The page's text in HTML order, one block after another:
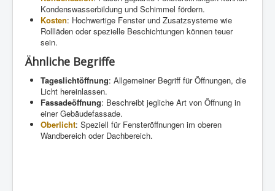
Kondenswasserbildung und Schimmel fördern.
Kosten: Hochwertige Fenster und Zusatzsysteme wie
Rollläden oder spezielle Beschichtungen können teuer
sein.
Ähnliche Begriffe
Tageslichtöffnung: Allgemeiner Begriff für Öffnungen, die
Licht hereinlassen.
Fassadeöffnung: Beschreibt jegliche Art von Öffnung in
einer Gebäudefassade.
Oberlicht: Speziell für Fensteröffnungen im oberen
Wandbereich oder Dachbereich.